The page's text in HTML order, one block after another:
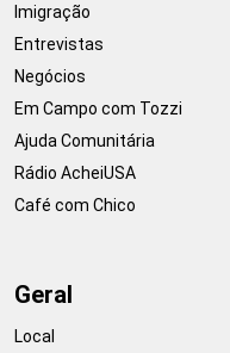
Imigração
Entrevistas
Negócios
Em Campo com Tozzi
Ajuda Comunitária
Rádio AcheiUSA
Café com Chico
Geral
Local